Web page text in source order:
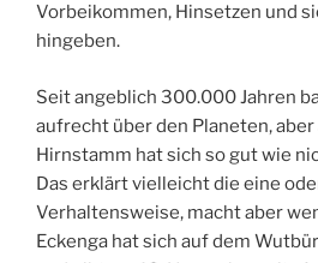
Vorbeikommen, Hinsetzen und
hingeben.
Seit angeblich 300.000 Jahren
aufrecht über den Planeten, aber
Hirnstamm hat sich so gut wie
Das erklärt vielleicht die eine
Verhaltensweise, macht aber
Eckenga hat sich auf dem